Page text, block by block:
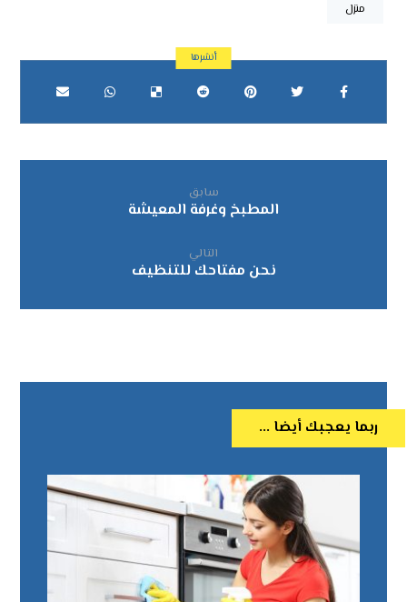
منزل
سابق
المطبخ وغرفة المعيشة
التالي
نحن مفتاحك للتنظيف
ربما يعجبك أيضا ...